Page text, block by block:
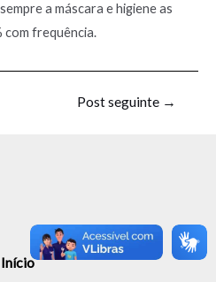
a máscara e higiene as
com frequência.
Post seguinte →
Início